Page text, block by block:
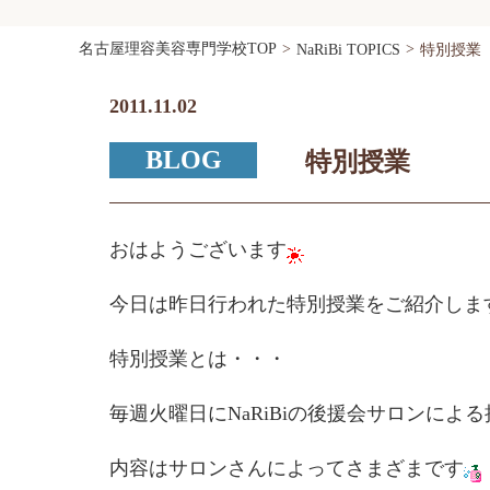
名古屋理容美容専門学校TOP NaRiBi TOPICS 特別授業
2011.11.02
BLOG 特別授業
おはようございます
今日は昨日行われた特別授業をご紹介しま
特別授業とは・・・
毎週火曜日にNaRiBiの後援会サロンによ
内容はサロンさんによってさまざまです